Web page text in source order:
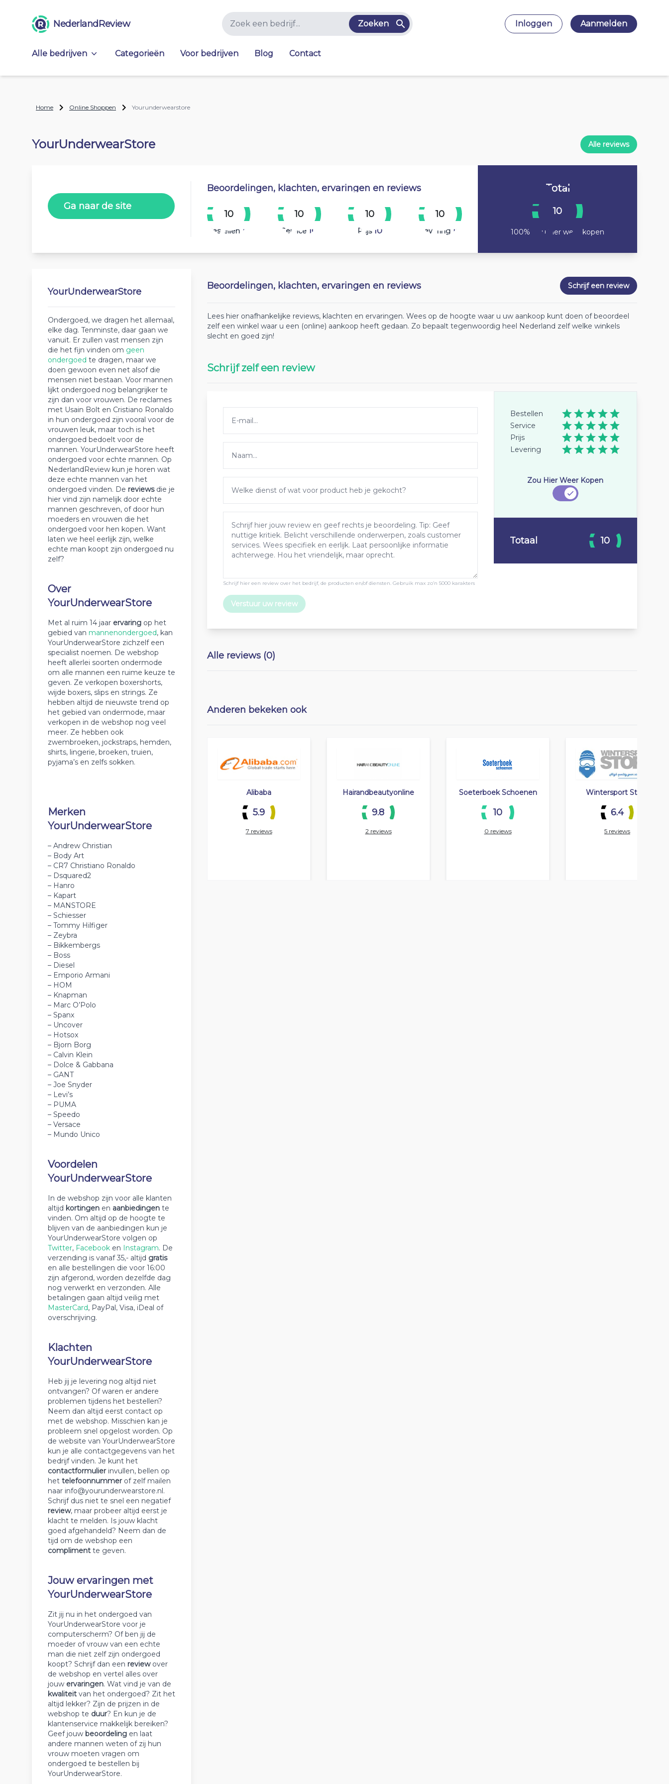
NederlandReview Zoeken Inloggen Aanmelden
Alle bedrijven Categorieën Voor bedrijven Blog Contact
Home Online Shoppen Yourunderwearstore
YourUnderwearStore Alle reviews
Ga naar de site
Beoordelingen, klachten, ervaringen en reviews
10
Bestellen 10
10
Service 10
10
Prijs 10
10
Levering 10
Total
10
100% Zou hier weer kopen
YourUnderwearStore
Ondergoed, we dragen het allemaal,
elke dag. Tenminste, daar gaan we
vanuit. Er zullen vast mensen zijn
die het fijn vinden om geen
ondergoed te dragen, maar we
doen gewoon even net alsof die
mensen niet bestaan. Voor mannen
lijkt ondergoed nog belangrijker te
zijn dan voor vrouwen. De reclames
met Usain Bolt en Cristiano Ronaldo
in hun ondergoed zijn vooral voor de
vrouwen leuk, maar toch is het
ondergoed bedoelt voor de
mannen. YourUnderwearStore heeft
ondergoed voor echte mannen. Op
NederlandReview kun je horen wat
deze echte mannen van het
ondergoed vinden. De reviews die je
hier vind zijn namelijk door echte
mannen geschreven, of door hun
moeders en vrouwen die het
ondergoed voor hen kopen. Want
laten we heel eerlijk zijn, welke
echte man koopt zijn ondergoed nu
zelf?
Over
YourUnderwearStore
Met al ruim 14 jaar ervaring op het
gebied van mannenondergoed, kan
YourUnderwearStore zichzelf een
specialist noemen. De webshop
heeft allerlei soorten ondermode
om alle mannen een ruime keuze te
geven. Ze verkopen boxershorts,
wijde boxers, slips en strings. Ze
hebben altijd de nieuwste trend op
het gebied van ondermode, maar
verkopen in de webshop nog veel
meer. Ze hebben ook
zwembroeken, jockstraps, hemden,
shirts, lingerie, broeken, truien,
pyjama’s en zelfs sokken.
Merken
YourUnderwearStore
– Andrew Christian
– Body Art
– CR7 Christiano Ronaldo
– Dsquared2
– Hanro
– Kapart
– MANSTORE
– Schiesser
– Tommy Hilfiger
– Zeybra
– Bikkembergs
– Boss
– Diesel
– Emporio Armani
– HOM
– Knapman
– Marc O’Polo
– Spanx
– Uncover
– Hotsox
– Bjorn Borg
– Calvin Klein
– Dolce & Gabbana
– GANT
– Joe Snyder
– Levi’s
– PUMA
– Speedo
– Versace
– Mundo Unico
Voordelen
YourUnderwearStore
In de webshop zijn voor alle klanten
altijd kortingen en aanbiedingen te
vinden. Om altijd op de hoogte te
blijven van de aanbiedingen kun je
YourUnderwearStore volgen op
Twitter, Facebook en Instagram. De
verzending is vanaf 35,- altijd gratis
en alle bestellingen die voor 16:00
zijn afgerond, worden dezelfde dag
nog verwerkt en verzonden. Alle
betalingen gaan altijd veilig met
MasterCard, PayPal, Visa, iDeal of
overschrijving.
Klachten
YourUnderwearStore
Heb jij je levering nog altijd niet
ontvangen? Of waren er andere
problemen tijdens het bestellen?
Neem dan altijd eerst contact op
met de webshop. Misschien kan je
probleem snel opgelost worden. Op
de website van YourUnderwearStore
kun je alle contactgegevens van het
bedrijf vinden. Je kunt het
contactformulier invullen, bellen op
het telefoonnummer of zelf mailen
naar info@yourunderwearstore.nl.
Schrijf dus niet te snel een negatief
review, maar probeer altijd eerst je
klacht te melden. Is jouw klacht
goed afgehandeld? Neem dan de
tijd om de webshop een
compliment te geven.
Jouw ervaringen met
YourUnderwearStore
Zit jij nu in het ondergoed van
YourUnderwearStore voor je
computerscherm? Of ben jij de
moeder of vrouw van een echte
man die niet zelf zijn ondergoed
koopt? Schrijf dan een review over
de webshop en vertel alles over
jouw ervaringen. Wat vind je van de
kwaliteit van het ondergoed? Zit het
altijd lekker? Zijn de prijzen in de
webshop te duur? En kun je de
klantenservice makkelijk bereiken?
Geef jouw beoordeling en laat
andere mannen weten of zij hun
vrouw moeten vragen om
ondergoed te bestellen bij
YourUnderwearStore.
Beoordelingen, klachten, ervaringen en reviews Schrijf een review
Lees hier onafhankelijke reviews, klachten en ervaringen. Wees op de hoogte waar u uw aankoop kunt doen of beoordeel
zelf een winkel waar u een (online) aankoop heeft gedaan. Zo bepaalt tegenwoordig heel Nederland zelf welke winkels
slecht en goed zijn!
Schrijf zelf een review
Schrijf hier een review over het bedrijf, de producten en/of diensten. Gebruik max zo’n 5000 karakters
Verstuur uw review
Bestellen
Service
Prijs
Levering
Zou Hier Weer Kopen
Totaal 10
Alle reviews (0)
Anderen bekeken ook
Alibaba
5.9
7 reviews
Hairandbeautyonline
9.8
2 reviews
Soeterboek Schoenen
10
0 reviews
Wintersport Store
6.4
5 reviews